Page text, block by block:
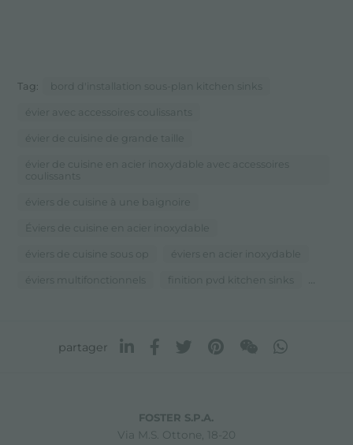
Tag: bord d'installation sous-plan kitchen sinks
évier avec accessoires coulissants
évier de cuisine de grande taille
évier de cuisine en acier inoxydable avec accessoires
coulissants
éviers de cuisine à une baignoire
Éviers de cuisine en acier inoxydable
éviers de cuisine sous op éviers en acier inoxydable
éviers multifonctionnels finition pvd kitchen sinks ...
partager
FOSTER S.P.A.
Via M.S. Ottone, 18-20